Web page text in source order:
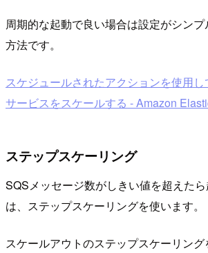
周期的な起動で良い場合は設定がシン
方法です。
スケジュールされたアクションを使用
サービスをスケールする - Amazon
ステップスケーリング
SQSメッセージ数がしきい値を超えた
は、ステップスケーリングを使います。
スケールアウトのステップスケーリング